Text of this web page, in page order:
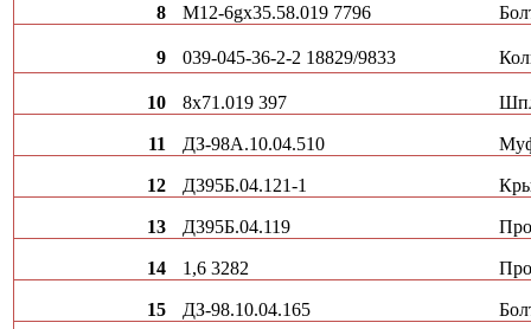
8 М12-6gх35.58.019 7796
9 039-045-36-2-2 18829/9833
10 8х71.019 397
11 ДЗ-98А.10.04.510
12 Д395Б.04.121-1
13 Д395Б.04.119
14 1,6 3282
15 ДЗ-98.10.04.165